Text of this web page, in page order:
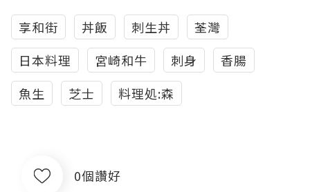
享和街 丼飯 刺生丼
荃灣
日本料理
宮崎和牛 刺身
香腸
魚生
芝士 料理処:森
0個讚好